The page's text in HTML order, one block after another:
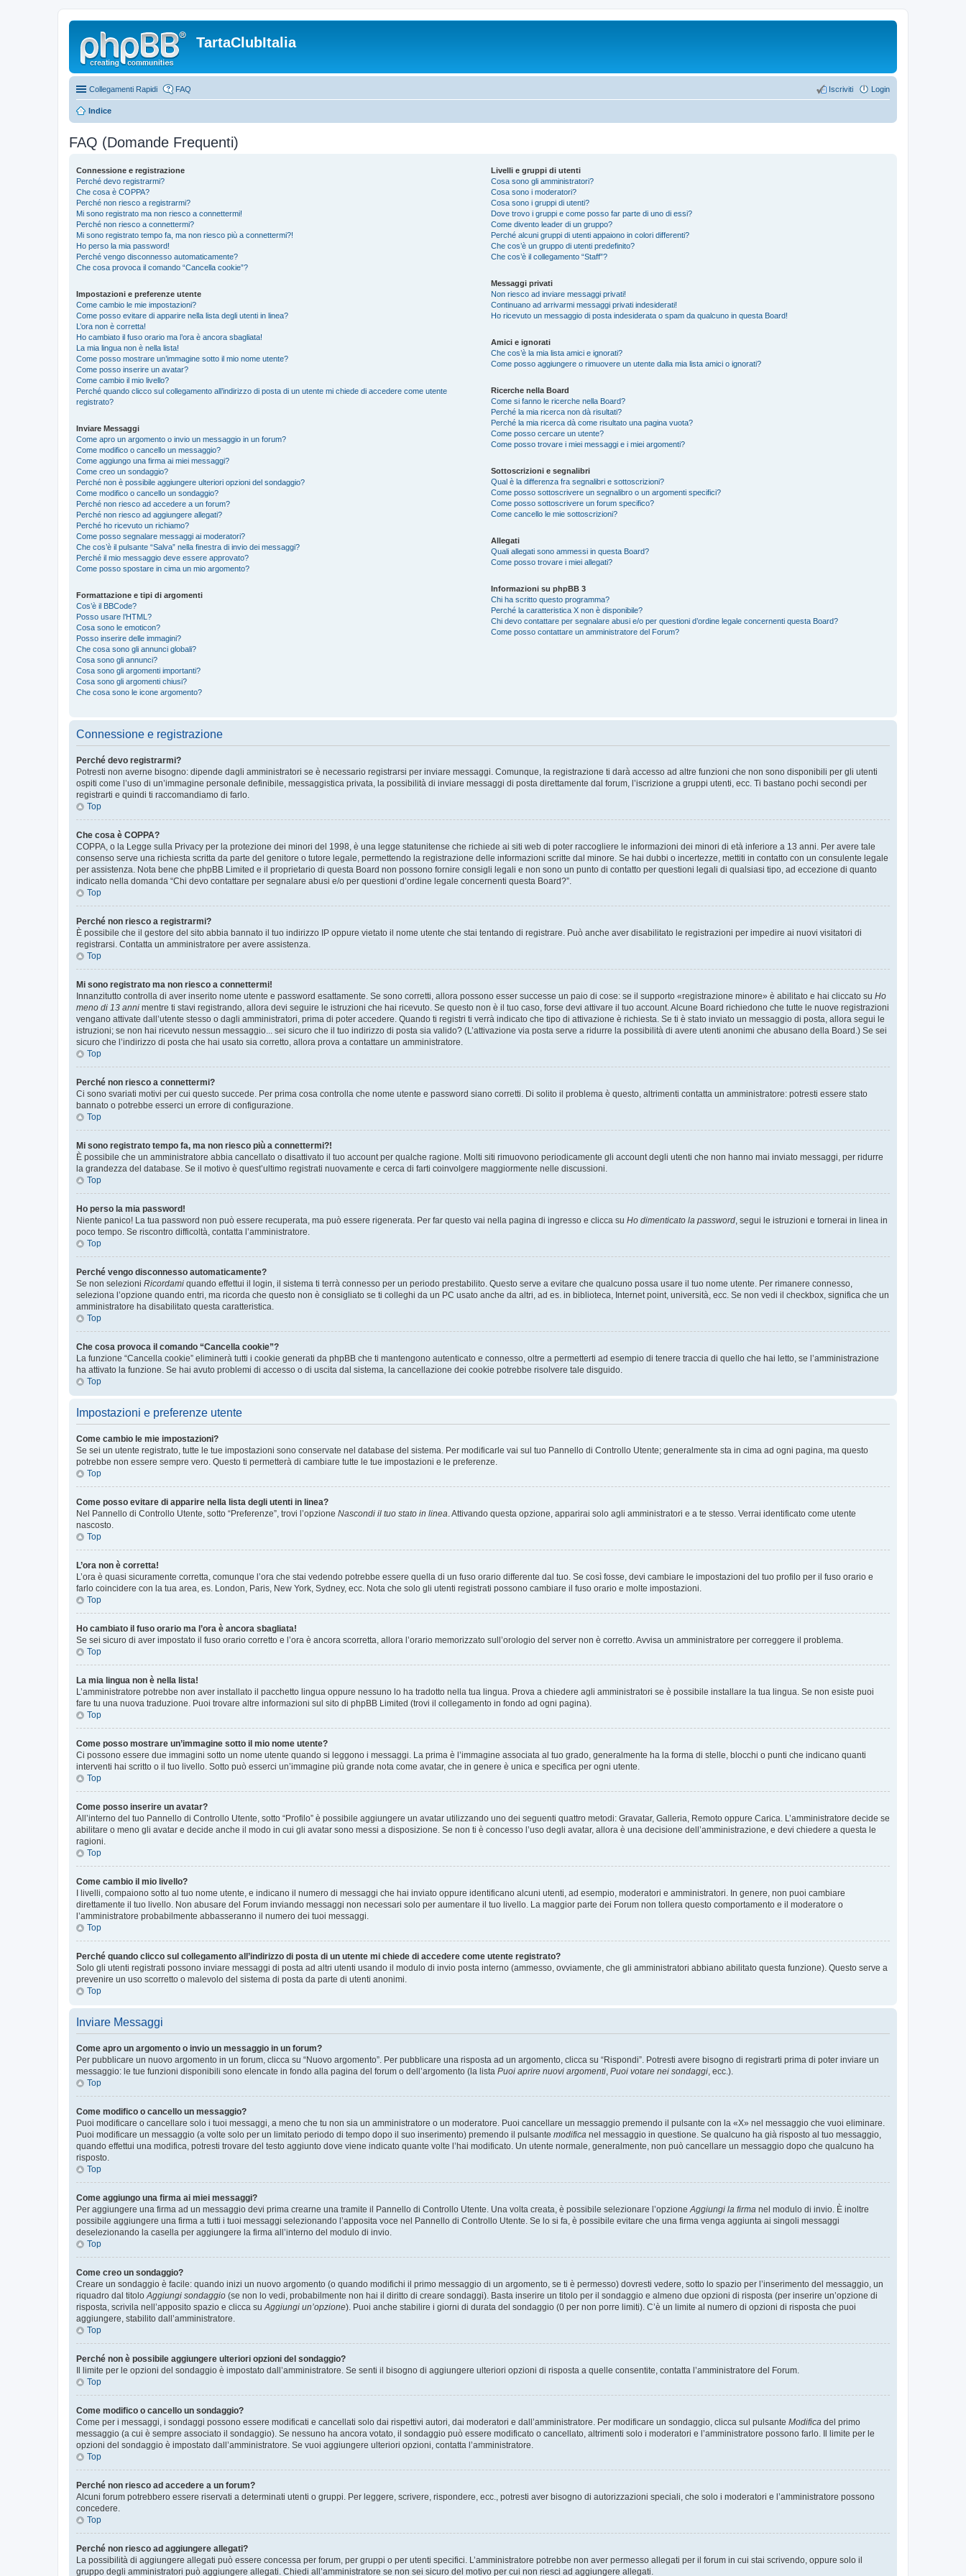
TartaClubItalia
Collegamenti Rapidi FAQ Login
Iscriviti
Indice
FAQ (Domande Frequenti)
Connessione e registrazione
Perché devo registrarmi?
Che cosa è COPPA?
Perché non riesco a registrarmi?
Mi sono registrato ma non riesco a connettermi!
Perché non riesco a connettermi?
Mi sono registrato tempo fa, ma non riesco più a connettermi?!
Ho perso la mia password!
Perché vengo disconnesso automaticamente?
Che cosa provoca il comando “Cancella cookie”?
Impostazioni e preferenze utente
Come cambio le mie impostazioni?
Come posso evitare di apparire nella lista degli utenti in linea?
L’ora non è corretta!
Ho cambiato il fuso orario ma l’ora è ancora sbagliata!
La mia lingua non è nella lista!
Come posso mostrare un’immagine sotto il mio nome utente?
Come posso inserire un avatar?
Come cambio il mio livello?
Perché quando clicco sul collegamento all’indirizzo di posta di un utente mi chiede di accedere come utente
registrato?
Inviare Messaggi
Come apro un argomento o invio un messaggio in un forum?
Come modifico o cancello un messaggio?
Come aggiungo una firma ai miei messaggi?
Come creo un sondaggio?
Perché non è possibile aggiungere ulteriori opzioni del sondaggio?
Come modifico o cancello un sondaggio?
Perché non riesco ad accedere a un forum?
Perché non riesco ad aggiungere allegati?
Perché ho ricevuto un richiamo?
Come posso segnalare messaggi ai moderatori?
Che cos’è il pulsante “Salva” nella finestra di invio dei messaggi?
Perché il mio messaggio deve essere approvato?
Come posso spostare in cima un mio argomento?
Formattazione e tipi di argomenti
Cos’è il BBCode?
Posso usare l’HTML?
Cosa sono le emoticon?
Posso inserire delle immagini?
Che cosa sono gli annunci globali?
Cosa sono gli annunci?
Cosa sono gli argomenti importanti?
Cosa sono gli argomenti chiusi?
Che cosa sono le icone argomento?
Livelli e gruppi di utenti
Cosa sono gli amministratori?
Cosa sono i moderatori?
Cosa sono i gruppi di utenti?
Dove trovo i gruppi e come posso far parte di uno di essi?
Come divento leader di un gruppo?
Perché alcuni gruppi di utenti appaiono in colori differenti?
Che cos’è un gruppo di utenti predefinito?
Che cos’è il collegamento “Staff”?
Messaggi privati
Non riesco ad inviare messaggi privati!
Continuano ad arrivarmi messaggi privati indesiderati!
Ho ricevuto un messaggio di posta indesiderata o spam da qualcuno in questa Board!
Amici e ignorati
Che cos’è la mia lista amici e ignorati?
Come posso aggiungere o rimuovere un utente dalla mia lista amici o ignorati?
Ricerche nella Board
Come si fanno le ricerche nella Board?
Perché la mia ricerca non dà risultati?
Perché la mia ricerca dà come risultato una pagina vuota?
Come posso cercare un utente?
Come posso trovare i miei messaggi e i miei argomenti?
Sottoscrizioni e segnalibri
Qual è la differenza fra segnalibri e sottoscrizioni?
Come posso sottoscrivere un segnalibro o un argomenti specifici?
Come posso sottoscrivere un forum specifico?
Come cancello le mie sottoscrizioni?
Allegati
Quali allegati sono ammessi in questa Board?
Come posso trovare i miei allegati?
Informazioni su phpBB 3
Chi ha scritto questo programma?
Perché la caratteristica X non è disponibile?
Chi devo contattare per segnalare abusi e/o per questioni d’ordine legale concernenti questa Board?
Come posso contattare un amministratore del Forum?
Connessione e registrazione
Perché devo registrarmi?
Potresti non averne bisogno: dipende dagli amministratori se è necessario registrarsi per inviare messaggi. Comunque, la registrazione ti darà accesso ad altre funzioni che non sono disponibili per gli utenti
ospiti come l’uso di un’immagine personale definibile, messaggistica privata, la possibilità di inviare messaggi di posta direttamente dal forum, l’iscrizione a gruppi utenti, ecc. Ti bastano pochi secondi per
registrarti e quindi ti raccomandiamo di farlo.
Top
Che cosa è COPPA?
COPPA, o la Legge sulla Privacy per la protezione dei minori del 1998, è una legge statunitense che richiede ai siti web di poter raccogliere le informazioni dei minori di età inferiore a 13 anni. Per avere tale
consenso serve una richiesta scritta da parte del genitore o tutore legale, permettendo la registrazione delle informazioni scritte dal minore. Se hai dubbi o incertezze, mettiti in contatto con un consulente legale
per assistenza. Nota bene che phpBB Limited e il proprietario di questa Board non possono fornire consigli legali e non sono un punto di contatto per questioni legali di qualsiasi tipo, ad eccezione di quanto
indicato nella domanda “Chi devo contattare per segnalare abusi e/o per questioni d’ordine legale concernenti questa Board?”.
Top
Perché non riesco a registrarmi?
È possibile che il gestore del sito abbia bannato il tuo indirizzo IP oppure vietato il nome utente che stai tentando di registrare. Può anche aver disabilitato le registrazioni per impedire ai nuovi visitatori di
registrarsi. Contatta un amministratore per avere assistenza.
Top
Mi sono registrato ma non riesco a connettermi!
Innanzitutto controlla di aver inserito nome utente e password esattamente. Se sono corretti, allora possono esser successe un paio di cose: se il supporto «registrazione minore» è abilitato e hai cliccato su Ho
meno di 13 anni mentre ti stavi registrando, allora devi seguire le istruzioni che hai ricevuto. Se questo non è il tuo caso, forse devi attivare il tuo account. Alcune Board richiedono che tutte le nuove registrazioni
vengano attivate dall’utente stesso o dagli amministratori, prima di poter accedere. Quando ti registri ti verrà indicato che tipo di attivazione è richiesta. Se ti è stato inviato un messaggio di posta, allora segui le
istruzioni; se non hai ricevuto nessun messaggio... sei sicuro che il tuo indirizzo di posta sia valido? (L’attivazione via posta serve a ridurre la possibilità di avere utenti anonimi che abusano della Board.) Se sei
sicuro che l’indirizzo di posta che hai usato sia corretto, allora prova a contattare un amministratore.
Top
Perché non riesco a connettermi?
Ci sono svariati motivi per cui questo succede. Per prima cosa controlla che nome utente e password siano corretti. Di solito il problema è questo, altrimenti contatta un amministratore: potresti essere stato
bannato o potrebbe esserci un errore di configurazione.
Top
Mi sono registrato tempo fa, ma non riesco più a connettermi?!
È possibile che un amministratore abbia cancellato o disattivato il tuo account per qualche ragione. Molti siti rimuovono periodicamente gli account degli utenti che non hanno mai inviato messaggi, per ridurre
la grandezza del database. Se il motivo è quest’ultimo registrati nuovamente e cerca di farti coinvolgere maggiormente nelle discussioni.
Top
Ho perso la mia password!
Niente panico! La tua password non può essere recuperata, ma può essere rigenerata. Per far questo vai nella pagina di ingresso e clicca su Ho dimenticato la password, segui le istruzioni e tornerai in linea in
poco tempo. Se riscontro difficoltà, contatta l’amministratore.
Top
Perché vengo disconnesso automaticamente?
Se non selezioni Ricordami quando effettui il login, il sistema ti terrà connesso per un periodo prestabilito. Questo serve a evitare che qualcuno possa usare il tuo nome utente. Per rimanere connesso,
seleziona l’opzione quando entri, ma ricorda che questo non è consigliato se ti colleghi da un PC usato anche da altri, ad es. in biblioteca, Internet point, università, ecc. Se non vedi il checkbox, significa che un
amministratore ha disabilitato questa caratteristica.
Top
Che cosa provoca il comando “Cancella cookie”?
La funzione “Cancella cookie” eliminerà tutti i cookie generati da phpBB che ti mantengono autenticato e connesso, oltre a permetterti ad esempio di tenere traccia di quello che hai letto, se l’amministrazione
ha attivato la funzione. Se hai avuto problemi di accesso o di uscita dal sistema, la cancellazione dei cookie potrebbe risolvere tale disguido.
Top
Impostazioni e preferenze utente
Come cambio le mie impostazioni?
Se sei un utente registrato, tutte le tue impostazioni sono conservate nel database del sistema. Per modificarle vai sul tuo Pannello di Controllo Utente; generalmente sta in cima ad ogni pagina, ma questo
potrebbe non essere sempre vero. Questo ti permetterà di cambiare tutte le tue impostazioni e le preferenze.
Top
Come posso evitare di apparire nella lista degli utenti in linea?
Nel Pannello di Controllo Utente, sotto “Preferenze”, trovi l’opzione Nascondi il tuo stato in linea. Attivando questa opzione, apparirai solo agli amministratori e a te stesso. Verrai identificato come utente
nascosto.
Top
L’ora non è corretta!
L’ora è quasi sicuramente corretta, comunque l’ora che stai vedendo potrebbe essere quella di un fuso orario differente dal tuo. Se così fosse, devi cambiare le impostazioni del tuo profilo per il fuso orario e
farlo coincidere con la tua area, es. London, Paris, New York, Sydney, ecc. Nota che solo gli utenti registrati possono cambiare il fuso orario e molte impostazioni.
Top
Ho cambiato il fuso orario ma l’ora è ancora sbagliata!
Se sei sicuro di aver impostato il fuso orario corretto e l’ora è ancora scorretta, allora l’orario memorizzato sull’orologio del server non è corretto. Avvisa un amministratore per correggere il problema.
Top
La mia lingua non è nella lista!
L’amministratore potrebbe non aver installato il pacchetto lingua oppure nessuno lo ha tradotto nella tua lingua. Prova a chiedere agli amministratori se è possibile installare la tua lingua. Se non esiste puoi
fare tu una nuova traduzione. Puoi trovare altre informazioni sul sito di phpBB Limited (trovi il collegamento in fondo ad ogni pagina).
Top
Come posso mostrare un’immagine sotto il mio nome utente?
Ci possono essere due immagini sotto un nome utente quando si leggono i messaggi. La prima è l’immagine associata al tuo grado, generalmente ha la forma di stelle, blocchi o punti che indicano quanti
interventi hai scritto o il tuo livello. Sotto può esserci un’immagine più grande nota come avatar, che in genere è unica e specifica per ogni utente.
Top
Come posso inserire un avatar?
All’interno del tuo Pannello di Controllo Utente, sotto “Profilo” è possibile aggiungere un avatar utilizzando uno dei seguenti quattro metodi: Gravatar, Galleria, Remoto oppure Carica. L’amministratore decide se
abilitare o meno gli avatar e decide anche il modo in cui gli avatar sono messi a disposizione. Se non ti è concesso l’uso degli avatar, allora è una decisione dell’amministrazione, e devi chiedere a questa le
ragioni.
Top
Come cambio il mio livello?
I livelli, compaiono sotto al tuo nome utente, e indicano il numero di messaggi che hai inviato oppure identificano alcuni utenti, ad esempio, moderatori e amministratori. In genere, non puoi cambiare
direttamente il tuo livello. Non abusare del Forum inviando messaggi non necessari solo per aumentare il tuo livello. La maggior parte dei Forum non tollera questo comportamento e il moderatore o
l’amministratore probabilmente abbasseranno il numero dei tuoi messaggi.
Top
Perché quando clicco sul collegamento all’indirizzo di posta di un utente mi chiede di accedere come utente registrato?
Solo gli utenti registrati possono inviare messaggi di posta ad altri utenti usando il modulo di invio posta interno (ammesso, ovviamente, che gli amministratori abbiano abilitato questa funzione). Questo serve a
prevenire un uso scorretto o malevolo del sistema di posta da parte di utenti anonimi.
Top
Inviare Messaggi
Come apro un argomento o invio un messaggio in un forum?
Per pubblicare un nuovo argomento in un forum, clicca su “Nuovo argomento”. Per pubblicare una risposta ad un argomento, clicca su “Rispondi”. Potresti avere bisogno di registrarti prima di poter inviare un
messaggio: le tue funzioni disponibili sono elencate in fondo alla pagina del forum o dell’argomento (la lista Puoi aprire nuovi argomenti, Puoi votare nei sondaggi, ecc.).
Top
Come modifico o cancello un messaggio?
Puoi modificare o cancellare solo i tuoi messaggi, a meno che tu non sia un amministratore o un moderatore. Puoi cancellare un messaggio premendo il pulsante con la «X» nel messaggio che vuoi eliminare.
Puoi modificare un messaggio (a volte solo per un limitato periodo di tempo dopo il suo inserimento) premendo il pulsante modifica nel messaggio in questione. Se qualcuno ha già risposto al tuo messaggio,
quando effettui una modifica, potresti trovare del testo aggiunto dove viene indicato quante volte l’hai modificato. Un utente normale, generalmente, non può cancellare un messaggio dopo che qualcuno ha
risposto.
Top
Come aggiungo una firma ai miei messaggi?
Per aggiungere una firma ad un messaggio devi prima crearne una tramite il Pannello di Controllo Utente. Una volta creata, è possibile selezionare l’opzioneAggiungi la firma nel modulo di invio. È inoltre
possibile aggiungere una firma a tutti i tuoi messaggi selezionando l’apposita voce nel Pannello di Controllo Utente. Se lo si fa, è possibile evitare che una firma venga aggiunta ai singoli messaggi
deselezionando la casella per aggiungere la firma all’interno del modulo di invio.
Top
Come creo un sondaggio?
Creare un sondaggio è facile: quando inizi un nuovo argomento (o quando modifichi il primo messaggio di un argomento, se ti è permesso) dovresti vedere, sotto lo spazio per l’inserimento del messaggio, un
riquadro dal titoloAggiungi sondaggio (se non lo vedi, probabilmente non hai il diritto di creare sondaggi). Basta inserire un titolo per il sondaggio e almeno due opzioni di risposta (per inserire un’opzione di
risposta, scrivila nell’apposito spazio e clicca suAggiungi un’opzione). Puoi anche stabilire i giorni di durata del sondaggio (0 per non porre limiti). C’è un limite al numero di opzioni di risposta che puoi
aggiungere, stabilito dall’amministratore.
Top
Perché non è possibile aggiungere ulteriori opzioni del sondaggio?
Il limite per le opzioni del sondaggio è impostato dall’amministratore. Se senti il bisogno di aggiungere ulteriori opzioni di risposta a quelle consentite, contatta l’amministratore del Forum.
Top
Come modifico o cancello un sondaggio?
Come per i messaggi, i sondaggi possono essere modificati e cancellati solo dai rispettivi autori, dai moderatori e dall’amministratore. Per modificare un sondaggio, clicca sul pulsante Modifica del primo
messaggio (a cui è sempre associato il sondaggio). Se nessuno ha ancora votato, il sondaggio può essere modificato o cancellato, altrimenti solo i moderatori e l’amministratore possono farlo. Il limite per le
opzioni del sondaggio è impostato dall’amministratore. Se vuoi aggiungere ulteriori opzioni, contatta l’amministratore.
Top
Perché non riesco ad accedere a un forum?
Alcuni forum potrebbero essere riservati a determinati utenti o gruppi. Per leggere, scrivere, rispondere, ecc., potresti aver bisogno di autorizzazioni speciali, che solo i moderatori e l’amministratore possono
concedere.
Top
Perché non riesco ad aggiungere allegati?
La possibilità di aggiungere allegati può essere concessa per forum, per gruppi o per utenti specifici. L’amministratore potrebbe non aver permesso allegati per il forum in cui stai scrivendo, oppure solo il
gruppo degli amministratori può aggiungere allegati. Chiedi all’amministratore se non sei sicuro del motivo per cui non riesci ad aggiungere allegati.